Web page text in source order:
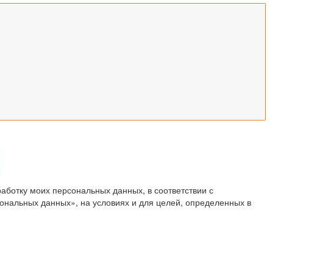
моих персональных данных, в соответствии с
данных», на условиях и для целей, определенных в